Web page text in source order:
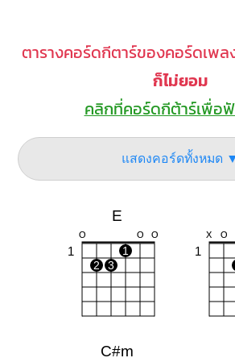
ตารางคอร์ดกีตาร์ของคอร์ดเพล
ก็ไม่ยอม
คลิกที่คอร์ดกีต้าร์เพื่อ
แสดงคอร์ดทั้งหมด
E
O O O
1
1
2
3
X O
1
C#m